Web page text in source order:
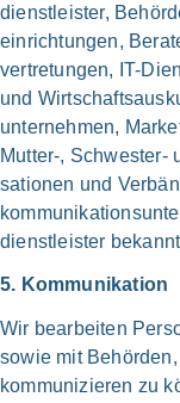
dienstleister,
einrichtungen,
vertretungen, IT-
und
unternehmen,
Mutter‑,
sationen und
dienst­leister
5. Kom­mu­ni­ka­ti­on
Wir bear­bei­ten
sowie mit
kommuni­zieren zu